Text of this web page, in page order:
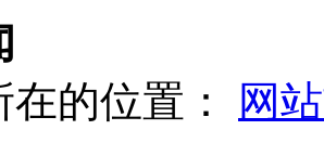
的位置：
网